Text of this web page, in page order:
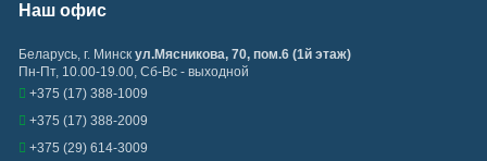
Наш офис
Беларусь, г. Минск ул.Мясникова, 70, пом.6 (1й этаж)
Пн-Пт, 10.00-19.00, Сб-Вс - выходной
+375 (17) 388-1009
+375 (17) 388-2009
+375 (29) 614-3009